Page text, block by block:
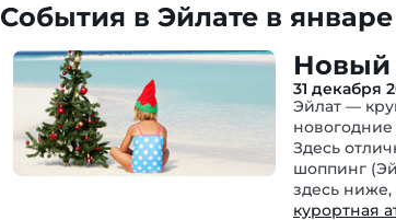
События в Эйлате в январе
Новый
31 декабря
Эйлат —
Здесь
шоппинг
здесь
курортная